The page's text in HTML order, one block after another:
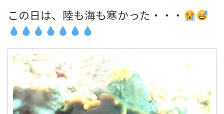
この日は、陸も海も寒かった・・・